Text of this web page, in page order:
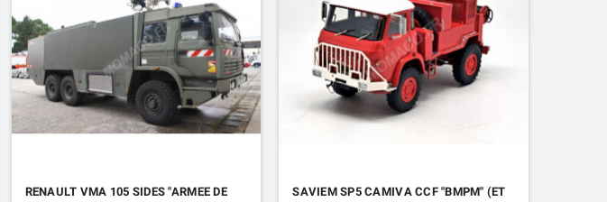
RENAULT VMA 105 SIDES "ARMEE DE
SAVIEM SP5 CAMIVA CCF "BMPM" (ET